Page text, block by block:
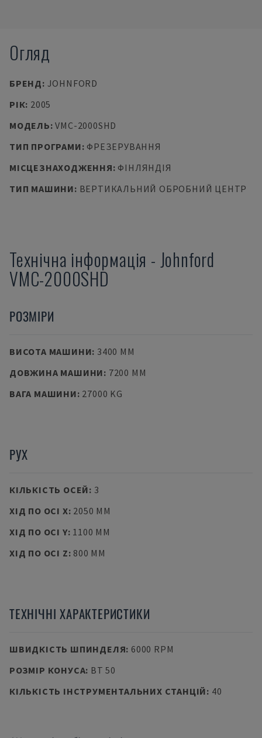
Огляд
БРЕНД: JOHNFORD
РІК: 2005
МОДЕЛЬ:VMC-2000SHD
ТИП ПРОГРАМИ: ФРЕЗЕРУВАННЯ
МІСЦЕЗНАХОДЖЕННЯ: ФІНЛЯНДІЯ
ТИП МАШИНИ: ВЕРТИКАЛЬНИЙ ОБРОБНИЙ ЦЕНТР
Технічна інформація - Johnford
VMC-2000SHD
РОЗМІРИ
ВИСОТА МАШИНИ: 3400 MM
ДОВЖИНА МАШИНИ: 7200 MM
ВАГА МАШИНИ: 27000 KG
РУХ
КІЛЬКІСТЬ ОСЕЙ: 3
ХІД ПО ОСІ X: 2050 MM
ХІД ПО ОСІ Y: 1100 MM
ХІД ПО ОСІ Z: 800 MM
ТЕХНІЧНІ ХАРАКТЕРИСТИКИ
ШВИДКІСТЬ ШПИНДЕЛЯ: 6000 RPM
РОЗМІР КОНУСА: BT 50
КІЛЬКІСТЬ ІНСТРУМЕНТАЛЬНИХ СТАНЦІЙ: 40